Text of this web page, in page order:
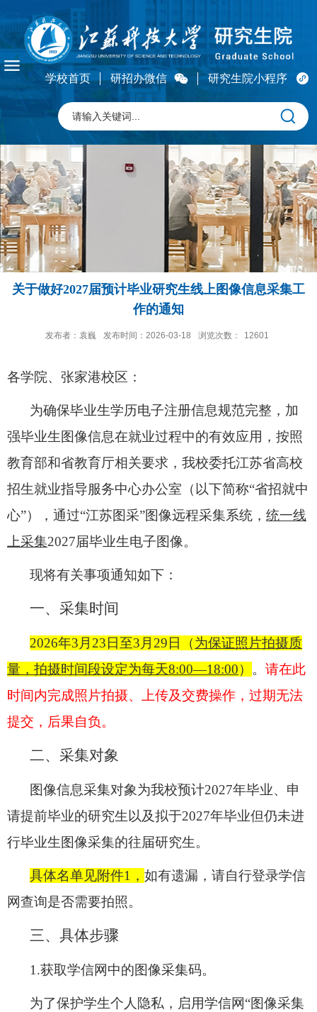
学校首页 研招办微信 研究生院小程序
关于做好2027届预计毕业研究生线上图像信息采集工
作的通知
发布者：袁巍 发布时间：2026-03-18 浏览次数： 12601
各学院、张家港校区：
为确保毕业生学历电子注册信息规范完整，加
强毕业生图像信息在就业过程中的有效应用，按照
教育部和省教育厅相关要求，我校委托江苏省高校
招生就业指导服务中心办公室（以下简称“省招就中
心”），通过“江苏图采”图像远程采集系统， 统一线
上采集2027届毕业生电子图像。
现将有关事项通知如下：
一、采集时间
2026年3月23日至3月29日（为保证照片拍摄质
量，拍摄时间段设定为每天8:00—18:00） 。 请在此
时间内完成照片拍摄、上传及交费操作，过期无法
提交，后果自负。
二、采集对象
图像信息采集对象为我校预计2027年毕业、申
请提前毕业的研究生以及拟于2027年毕业但仍未进
行毕业生图像采集的往届研究生。
具体名单见附件1 ， 如有遗漏，请自行登录学信
网查询是否需要拍照。
三、具体步骤
1.获取学信网中的图像采集码。
为了保护学生个人隐私，启用学信网“图像采集